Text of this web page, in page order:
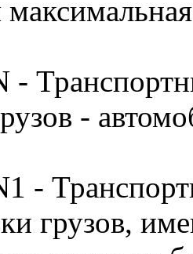
-
-
-
грузов,